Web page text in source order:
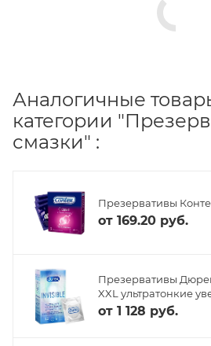
Аналогичные
категории
смазки" :
Презервативы
от 169.20 руб.
Презервативы
XXL ультратонкие
от 1 128 руб.